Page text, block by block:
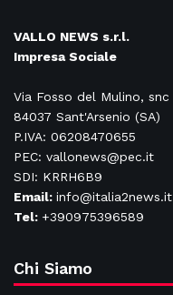
VALLO NEWS s.r.l.
Impresa Sociale
Via Fosso del Mulino, snc
84037 Sant'Arsenio (SA)
P.IVA: 06208470655
PEC: vallonews@pec.it
SDI: KRRH6B9
Email: info@italia2news.it
Tel: +390975396589
Chi Siamo